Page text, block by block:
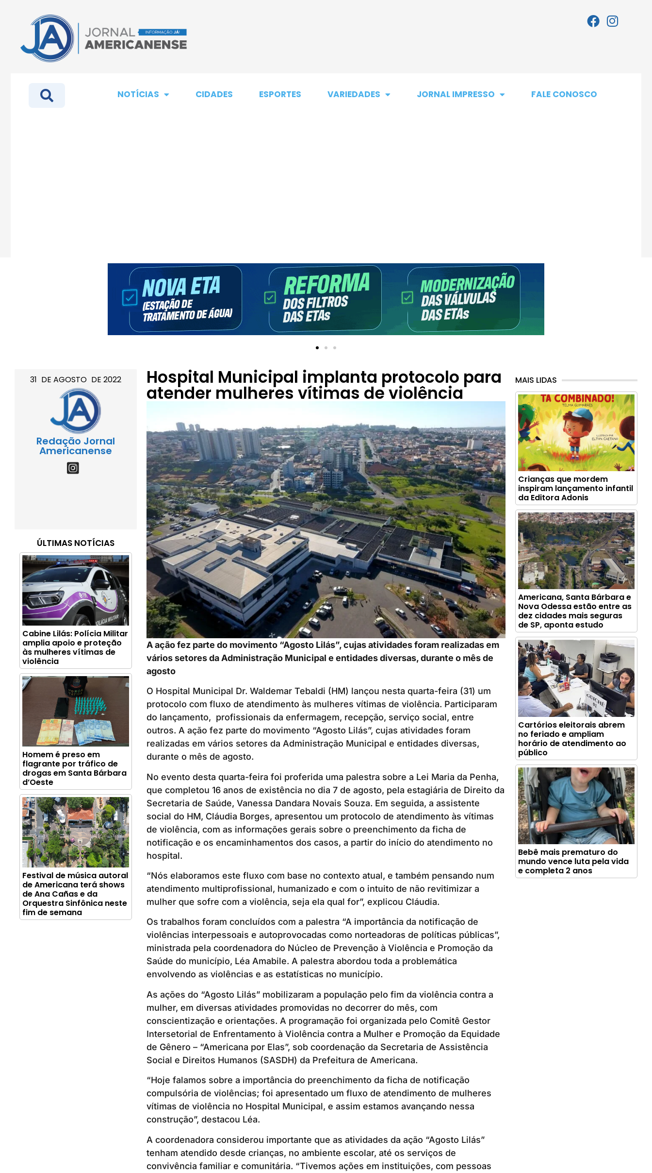
NOTÍCIAS CIDADES ESPORTES VARIEDADES JORNAL IMPRESSO FALE CONOSCO
31 DE AGOSTO DE 2022
Redação Jornal
Americanense
ÚLTIMAS NOTÍCIAS
Cabine Lilás: Polícia Militar
amplia apoio e proteção
às mulheres vítimas de
violência
Homem é preso em
flagrante por tráfico de
drogas em Santa Bárbara
d’Oeste
Festival de música autoral
de Americana terá shows
de Ana Cañas e da
Orquestra Sinfônica neste
fim de semana
Hospital Municipal implanta protocolo para
atender mulheres vítimas de violência
A ação fez parte do movimento “Agosto Lilás”, cujas atividades foram realizadas em
vários setores da Administração Municipal e entidades diversas, durante o mês de
agosto
O Hospital Municipal Dr. Waldemar Tebaldi (HM) lançou nesta quarta-feira (31) um
protocolo com fluxo de atendimento às mulheres vítimas de violência. Participaram
do lançamento, profissionais da enfermagem, recepção, serviço social, entre
outros. A ação fez parte do movimento “Agosto Lilás”, cujas atividades foram
realizadas em vários setores da Administração Municipal e entidades diversas,
durante o mês de agosto.
No evento desta quarta-feira foi proferida uma palestra sobre a Lei Maria da Penha,
que completou 16 anos de existência no dia 7 de agosto, pela estagiária de Direito da
Secretaria de Saúde, Vanessa Dandara Novais Souza. Em seguida, a assistente
social do HM, Cláudia Borges, apresentou um protocolo de atendimento às vítimas
de violência, com as informações gerais sobre o preenchimento da ficha de
notificação e os encaminhamentos dos casos, a partir do início do atendimento no
hospital.
“Nós elaboramos este fluxo com base no contexto atual, e também pensando num
atendimento multiprofissional, humanizado e com o intuito de não revitimizar a
mulher que sofre com a violência, seja ela qual for”, explicou Cláudia.
Os trabalhos foram concluídos com a palestra “A importância da notificação de
violências interpessoais e autoprovocadas como norteadoras de políticas públicas”,
ministrada pela coordenadora do Núcleo de Prevenção à Violência e Promoção da
Saúde do município, Léa Amabile. A palestra abordou toda a problemática
envolvendo as violências e as estatísticas no município.
As ações do “Agosto Lilás” mobilizaram a população pelo fim da violência contra a
mulher, em diversas atividades promovidas no decorrer do mês, com
conscientização e orientações. A programação foi organizada pelo Comitê Gestor
Intersetorial de Enfrentamento à Violência contra a Mulher e Promoção da Equidade
de Gênero – “Americana por Elas”, sob coordenação da Secretaria de Assistência
Social e Direitos Humanos (SASDH) da Prefeitura de Americana.
“Hoje falamos sobre a importância do preenchimento da ficha de notificação
compulsória de violências; foi apresentado um fluxo de atendimento de mulheres
vítimas de violência no Hospital Municipal, e assim estamos avançando nessa
construção”, destacou Léa.
A coordenadora considerou importante que as atividades da ação “Agosto Lilás”
tenham atendido desde crianças, no ambiente escolar, até os serviços de
convivência familiar e comunitária. “Tivemos ações em instituições, com pessoas
MAIS LIDAS
Crianças que mordem
inspiram lançamento infantil
da Editora Adonis
Americana, Santa Bárbara e
Nova Odessa estão entre as
dez cidades mais seguras
de SP, aponta estudo
Cartórios eleitorais abrem
no feriado e ampliam
horário de atendimento ao
público
Bebê mais prematuro do
mundo vence luta pela vida
e completa 2 anos